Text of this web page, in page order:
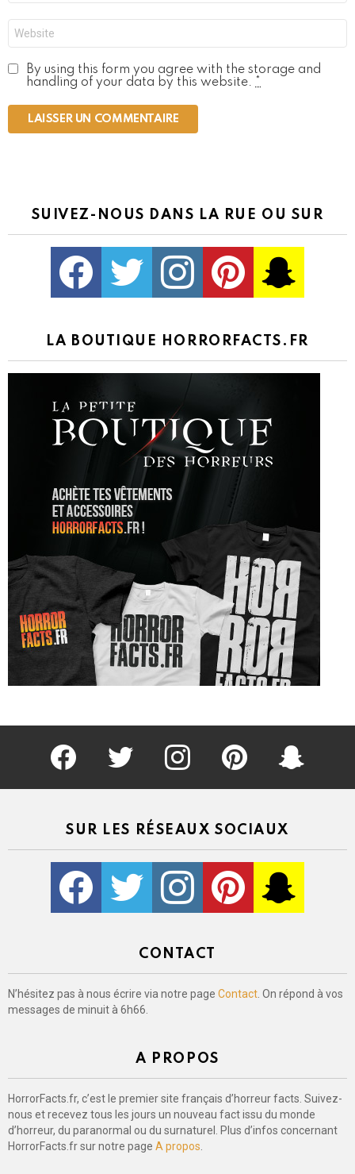
*
web
By using this form you agree with the storage and
handling of your data by this website.
SUIVEZ-NOUS DANS LA RUE OU SUR
Facebook Twitter Instagram Pinterest kljlkjlkj
LA BOUTIQUE HORRORFACTS.FR
Facebook Twitter Instagram Pinterest kljlkjlkj
SUR LES RÉSEAUX SOCIAUX
Facebook Twitter Instagram Pinterest kljlkjlkj
CONTACT
N’hésitez pas à nous écrire via notre page Contact . On répond à vos
messages de minuit à 6h66.
A PROPOS
HorrorFacts.fr, c’est le premier site français d’horreur facts. Suivez-
nous et recevez tous les jours un nouveau fact issu du monde
d’horreur, du paranormal ou du surnaturel. Plus d’infos concernant
HorrorFacts.fr sur notre page A propos